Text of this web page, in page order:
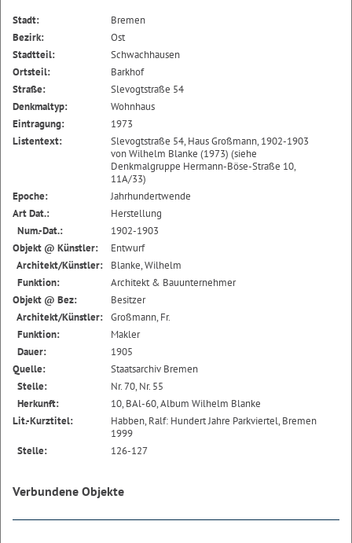
Stadt:
Bremen
Bezirk:
Ost
Stadtteil:
Schwachhausen
Ortsteil:
Barkhof
Straße:
Slevogtstraße 54
Denkmaltyp:
Wohnhaus
Eintragung:
1973
Listentext:
Slevogtstraße 54, Haus Großmann, 1902-1903
von Wilhelm Blanke (1973) (siehe
Denkmalgruppe Hermann-Böse-Straße 10,
11A/33)
Epoche:
Jahrhundertwende
Art Dat.:
Herstellung
Num.-Dat.:
1902-1903
Objekt @ Künstler:
Entwurf
Architekt/Künstler:
Blanke, Wilhelm
Funktion:
Architekt & Bauunternehmer
Objekt @ Bez:
Besitzer
Architekt/Künstler: Großmann, Fr.
Funktion:
Makler
Dauer:
1905
Quelle:
Staatsarchiv Bremen
Stelle:
Nr. 70, Nr. 55
Herkunft:
10, BAl-60, Album Wilhelm Blanke
Lit.-Kurztitel:
Habben, Ralf: Hundert Jahre Parkviertel, Bremen
1999
Stelle:
126-127
Verbundene Objekte